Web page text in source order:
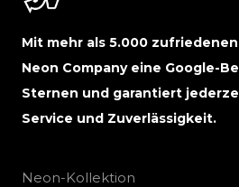
Mit mehr als 5.000
Neon Company eine Google-
Sternen und garantiert
Service und Zuverlässigkeit.
Neon-Kollektion